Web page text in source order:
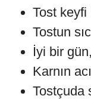
Tost keyfi
Tostun
İyi bir
Karnın
Tostçuda